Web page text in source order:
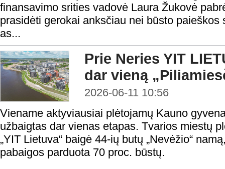
finansavimo srities vadovė Laura Žukovė
prasidėti gerokai anksčiau nei būsto paieškos
as...
Prie Neries YIT
dar vieną
2026-06-11 10:56
Viename aktyviausiai plėtojamų Kauno
užbaigtas dar vienas etapas. Tvarios miestų
„YIT Lietuva“ baigė 44-ių butų „Nevėžio“
pabaigos parduota 70 proc. būstų.